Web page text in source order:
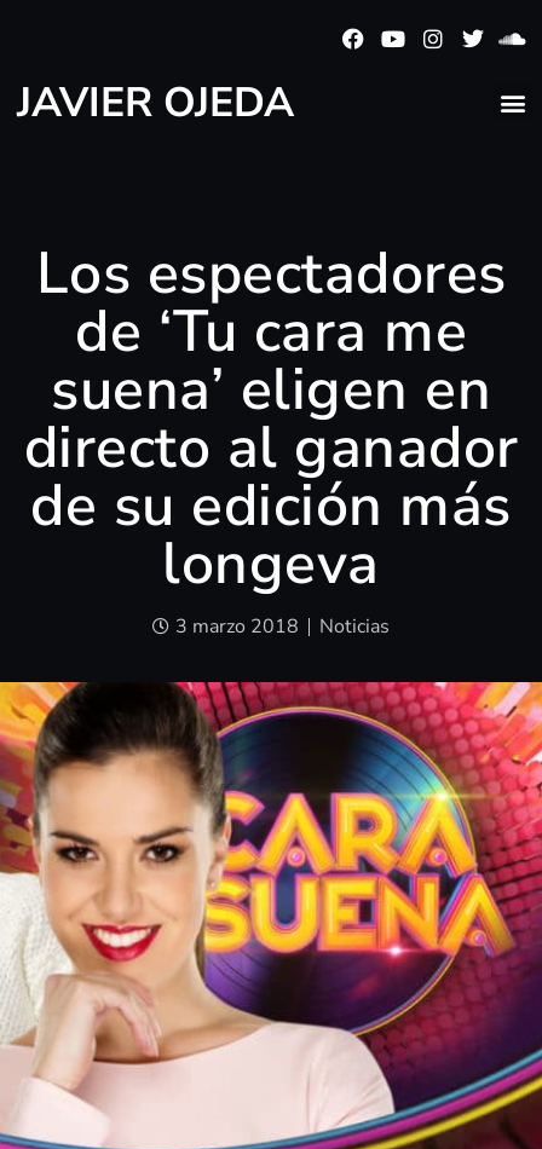
JAVIER OJEDA
Los espectadores
de ‘Tu cara me
suena’ eligen en
directo al ganador
de su edición más
longeva
3 marzo 2018 Noticias